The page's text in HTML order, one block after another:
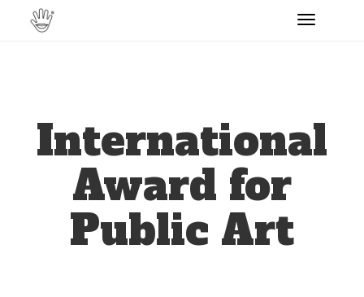
Toggle
International
Award for
Public Art